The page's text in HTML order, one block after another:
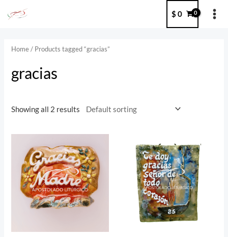
$ 0
Home/ Products tagged “gracias”
gracias
Showing all 2 results